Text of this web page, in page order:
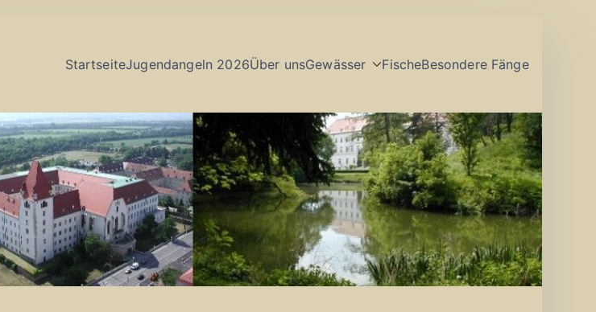
StartseiteJugendangeln 2026Über unsGewässer FischeBesondere Fänge